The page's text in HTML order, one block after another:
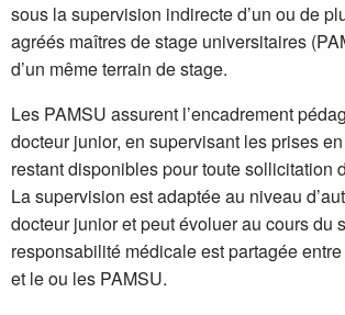
sous la supervision indirecte d’un ou de
agréés maîtres de stage universitaires
d’un même terrain de stage.
Les PAMSU assurent l’encadrement
docteur junior, en supervisant les prises
restant disponibles pour toute sollicitation
La supervision est adaptée au niveau
docteur junior et peut évoluer au cours du
responsabilité médicale est partagée
et le ou les PAMSU.